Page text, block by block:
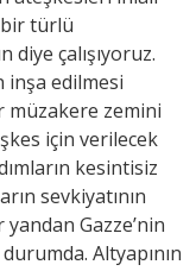
bir türlü
diye çalışıyoruz.
inşa edilmesi
müzakere zemini
için verilecek
kesintisiz
sevkiyatının
Gazze’nin
Altyapının